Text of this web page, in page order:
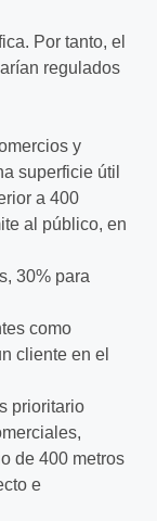
Por tanto, el
regulados
y
superficie útil
a 400
al público, en
30% para
como
cliente en el
prioritario
de 400 metros
e